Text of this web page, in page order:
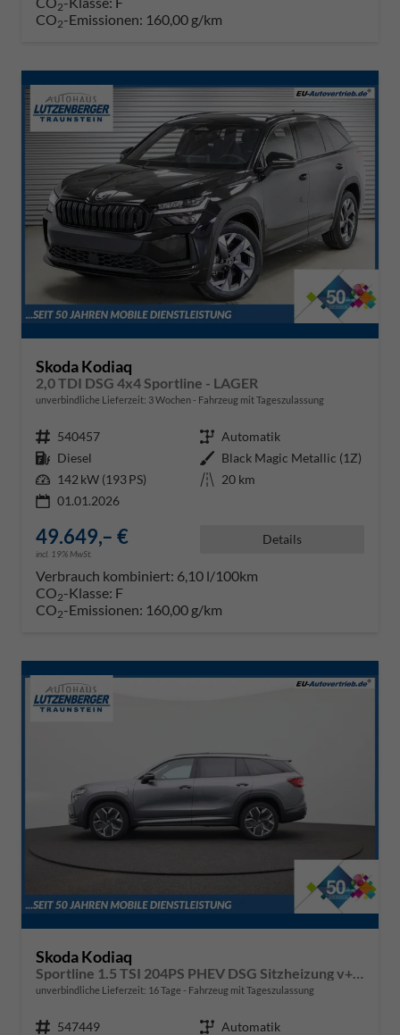
2
CO2-Emissionen: 160,00 g/km
Skoda Kodiaq
2,0 TDI DSG 4x4 Sportline - LAGER
unverbindliche Lieferzeit: 3 Wochen Fahrzeug mit Tageszulassung
Fahrzeugnr. 540457 Getriebe Automatik
Kraftstoff Diesel Außenfarbe Black Magic Metallic (1Z)
Leistung 142 kW (193 PS) Kilometerstand 20 km
01.01.2026
49.649,– €
incl. 19% MwSt.
Details
Verbrauch kombiniert: 6,10 l/100km
CO2-Klasse: F
CO2-Emissionen: 160,00 g/km
Skoda Kodiaq
unverbindliche Lieferzeit: 16 Tage Fahrzeug mit Tageszulassung
Fahrzeugnr. 547449 Getriebe Automatik